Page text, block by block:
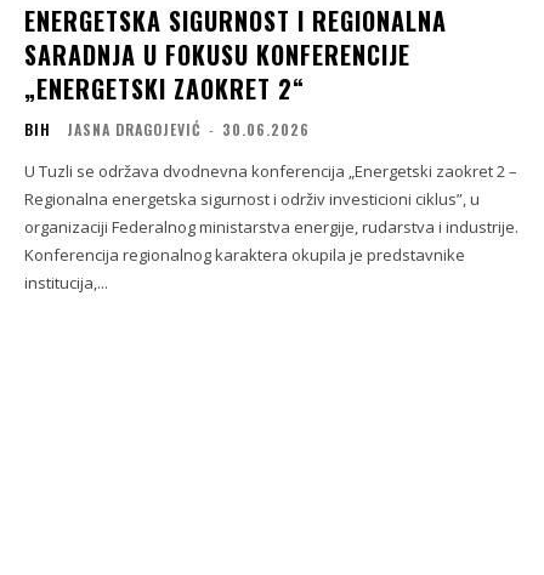
ENERGETSKA SIGURNOST I REGIONALNA
SARADNJA U FOKUSU KONFERENCIJE
„ENERGETSKI ZAOKRET 2“
BIH JASNA DRAGOJEVIĆ - 30.06.2026
U Tuzli se održava dvodnevna konferencija „Energetski zaokret 2 –
Regionalna energetska sigurnost i održiv investicioni ciklus”, u
organizaciji Federalnog ministarstva energije, rudarstva i industrije.
Konferencija regionalnog karaktera okupila je predstavnike
institucija,...